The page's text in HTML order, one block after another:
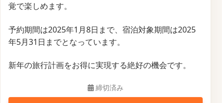
覚で楽しめます。
予約期間は2025年1月8日まで、宿泊対象期間は2025
年5月31日までとなっています。
新年の旅行計画をお得に実現する絶好の機会です。
締切済み